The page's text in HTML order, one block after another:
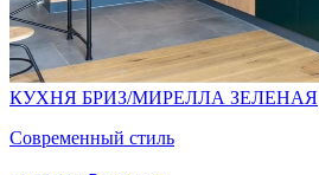
КУХНЯ БРИЗ/МИРЕЛЛА ЗЕЛЕНАЯ
Современный стиль